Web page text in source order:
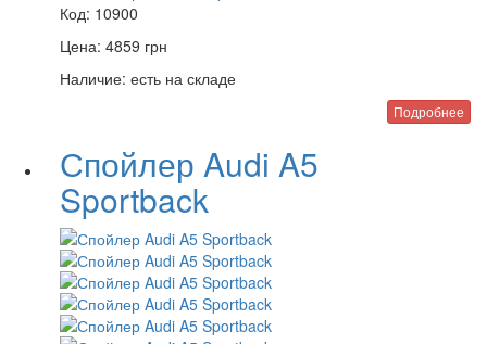
Код: 10900
Цена: 4859 грн
Наличие: есть на складе
Подробнее
Спойлер Audi A5
Sportback